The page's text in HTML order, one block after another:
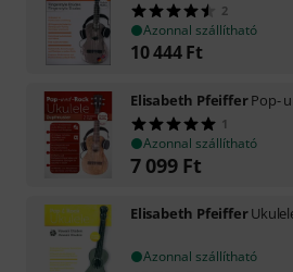
2
Azonnal szállítható
10 444 Ft
Elisabeth PfeifferPop-
1
Azonnal szállítható
7 099 Ft
Elisabeth Pfeiffer
Azonnal szállítható